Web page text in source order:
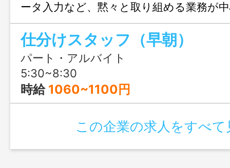
ータ入力など、黙々と取り組める業務が
て働けます。
仕分けスタッフ（早朝）
パート・アルバイト
5:30~8:30
時給 1060~1100円
この企業の求人をすべて